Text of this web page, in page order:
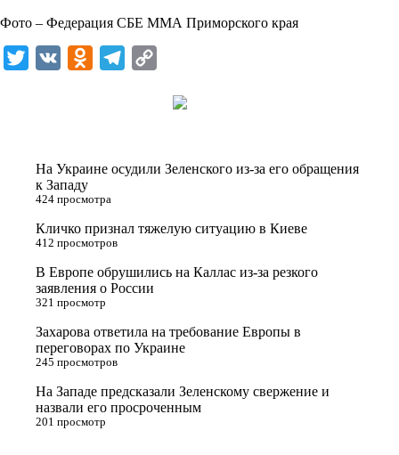
Фото – Федерация СБЕ ММА Приморского края
a
s
n
i
k
i
m
k
На Украине осудили Зеленского из-за его обращения
к Западу
424 просмотра
Кличко признал тяжелую ситуацию в Киеве
412 просмотров
В Европе обрушились на Каллас из-за резкого
заявления о России
321 просмотр
Захарова ответила на требование Европы в
переговорах по Украине
245 просмотров
На Западе предсказали Зеленскому свержение и
назвали его просроченным
201 просмотр